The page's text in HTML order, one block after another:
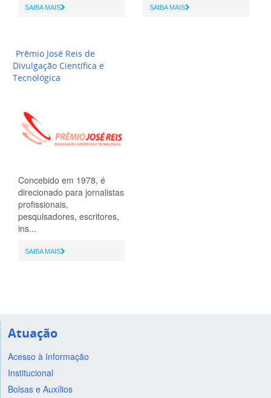
SAIBA MAIS SAIBA MAIS
Prêmio José Reis de
Divulgação Científica e
Tecnológica
Concebido em 1978, é
direcionado para jornalistas
profissionais,
pesquisadores, escritores,
ins...
SAIBA MAIS
Atuação
Acesso à Informação
Institucional
Bolsas e Auxílios